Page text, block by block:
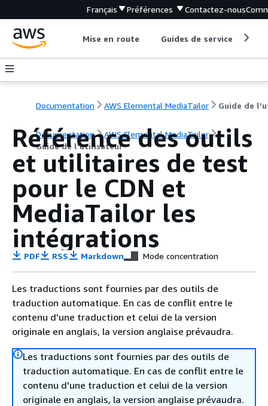
Français Préférences Contactez-nous
Mise en route Guides de service
Documentation AWS Elemental MediaTailor
Documentation
AWS Elemental MediaTailor
Guide de l’utilisateur
Référence des outils
et utilitaires de test
pour le CDN et
MediaTailor les
intégrations
PDF RSS Markdown Mode concentration
Les traductions sont fournies par des outils de
traduction automatique. En cas de conflit entre le
contenu d'une traduction et celui de la version
originale en anglais, la version anglaise prévaudra.
Les traductions sont fournies par des outils de
traduction automatique. En cas de conflit entre le
contenu d'une traduction et celui de la version
originale en anglais, la version anglaise prévaudra.